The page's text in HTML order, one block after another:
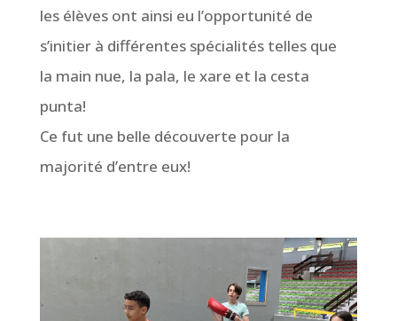
les élèves ont ainsi eu l’opportunité de
s’initier à différentes spécialités telles que
la main nue, la pala, le xare et la cesta
punta!
Ce fut une belle découverte pour la
majorité d’entre eux!